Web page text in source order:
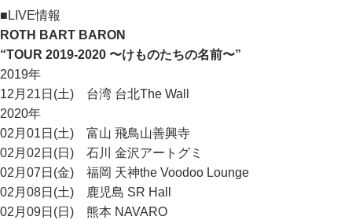
■LIVE情報
ROTH BART BARON
“TOUR 2019-2020 〜けものたちの名前〜”
2019年
12月21日(土) 台湾 台北The Wall
2020年
02月01日(土) 富山 飛鳥山善興寺
02月02日(日) 石川 金沢アートグミ
02月07日(金) 福岡 天神the Voodoo Lounge
02月08日(土) 鹿児島 SR Hall
02月09日(日) 熊本 NAVARO